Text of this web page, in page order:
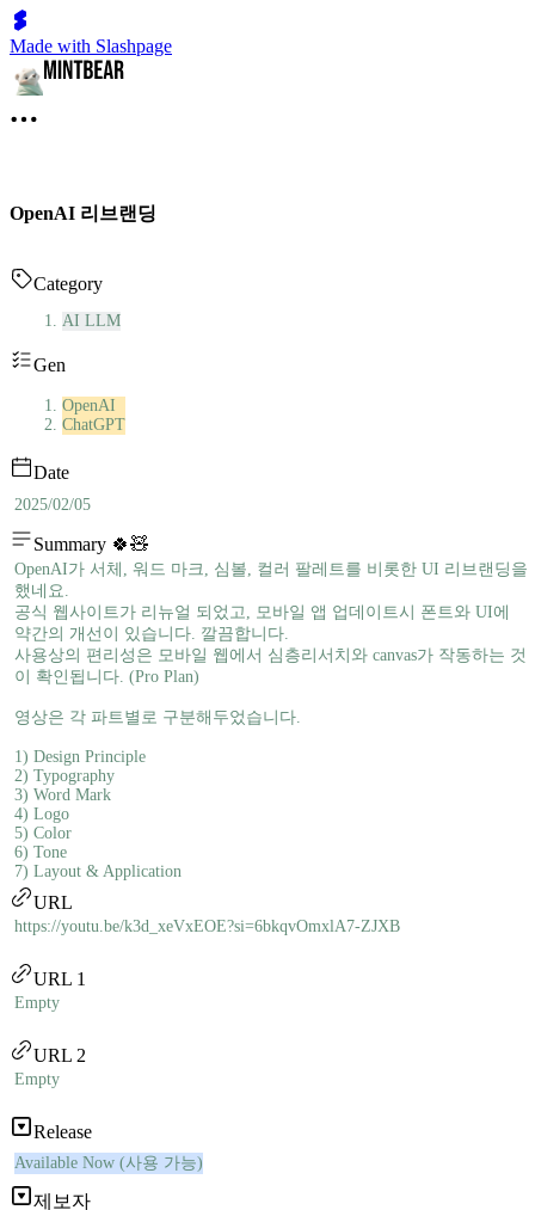
Made with Slashpage
OpenAI 리브랜딩
Category
AI LLM
Gen
OpenAI
ChatGPT
Date
2025/02/05
Summary 🍀🧸
OpenAI가 서체, 워드 마크, 심볼, 컬러 팔레트를 비롯한 UI 리브랜딩을
했네요.
공식 웹사이트가 리뉴얼 되었고, 모바일 앱 업데이트시 폰트와 UI에
약간의 개선이 있습니다. 깔끔합니다.
사용상의 편리성은 모바일 웹에서 심층리서치와 canvas가 작동하는 것
이 확인됩니다. (Pro Plan)
영상은 각 파트별로 구분해두었습니다.
1) Design Principle
2) Typography
3) Word Mark
4) Logo
5) Color
6) Tone
7) Layout & Application
URL
https://youtu.be/k3d_xeVxEOE?si=6bkqvOmxlA7-ZJXB
URL 1
Empty
URL 2
Empty
Release
Available Now (사용 가능)
제보자